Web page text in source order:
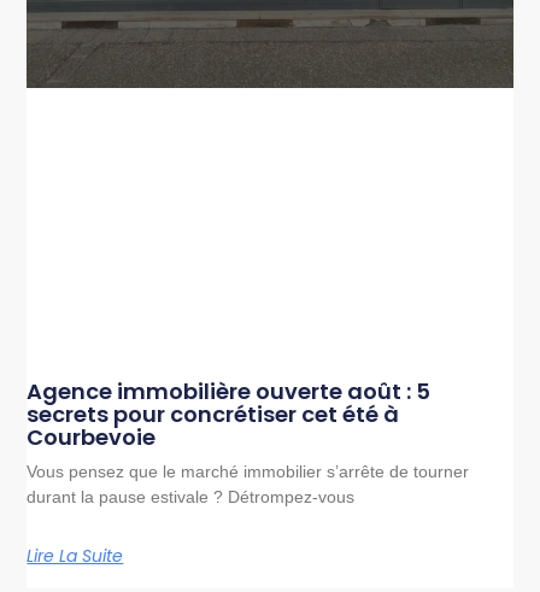
Agence immobilière ouverte août : 5
secrets pour concrétiser cet été à
Courbevoie
Vous pensez que le marché immobilier s’arrête de tourner
durant la pause estivale ? Détrompez-vous
Lire La Suite